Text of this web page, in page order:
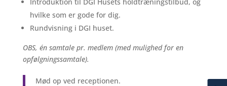
hvilke som er gode for dig.
Rundvisning i DGI huset.
OBS, én samtale pr. medlem (med mulighed for en
opfølgningssamtale).
Mød op ved receptionen.